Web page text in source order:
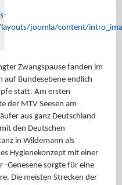
Zwangspause fanden im
auf Bundesebene endlich
statt. Am ersten
der MTV Seesen am
aus ganz Deutschland
den Deutschen
in Wildemann als
Hygienekonzept mit einer
Genesene sorgte für eine
Die meisten Strecken der